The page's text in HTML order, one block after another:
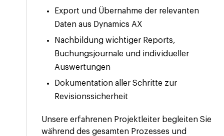
Export und Übernahme der relevanten
Daten aus Dynamics AX
Nachbildung wichtiger Reports,
Buchungsjournale und individueller
Auswertungen
Dokumentation aller Schritte zur
Revisionssicherheit
Unsere erfahrenen Projektleiter begleiten Sie
während des gesamten Prozesses und